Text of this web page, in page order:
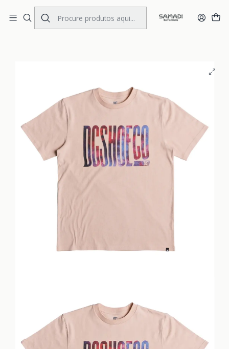
Portes Gratis Portugal e Espanha
MENS CLOTHING T.Shirts T-Shirt DC Trippy Typed SS